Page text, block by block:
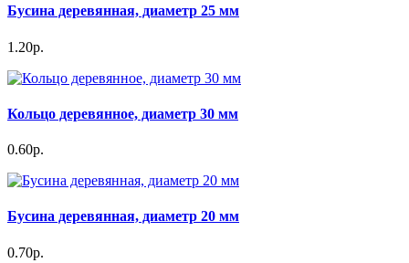
Бусина деревянная, диаметр 25 мм
1.20р.
Кольцо деревянное, диаметр 30 мм
0.60р.
Бусина деревянная, диаметр 20 мм
0.70р.